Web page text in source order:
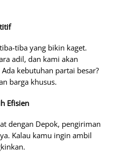
tiba yang bikin kaget.
adil, dan kami akan
kebutuhan partai besar?
barga khusus.
Efisien
dengan Depok, pengiriman
Kalau kamu ingin ambil